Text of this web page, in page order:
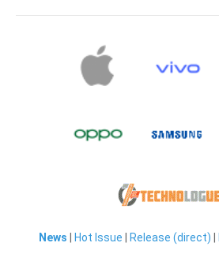
News Hot Issue Release (direct)